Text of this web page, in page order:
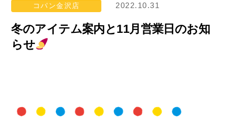
コパン金沢店 2022.10.31
冬のアイテム案内と11月営業日のお知
らせ